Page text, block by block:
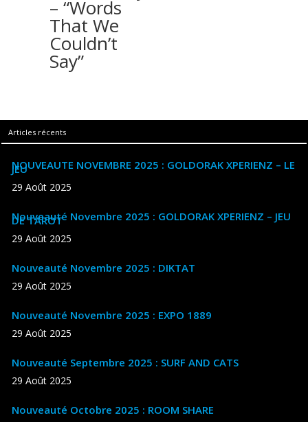
– “Words
That We
Couldn’t
Say”
Articles récents
NOUVEAUTE NOVEMBRE 2025 : GOLDORAK XPERIENZ – LE
JEU
29 Août 2025
Nouveauté Novembre 2025 : GOLDORAK XPERIENZ – JEU
DE TAROT
29 Août 2025
Nouveauté Novembre 2025 : DIKTAT
29 Août 2025
Nouveauté Novembre 2025 : EXPO 1889
29 Août 2025
Nouveauté Septembre 2025 : SURF AND CATS
29 Août 2025
Nouveauté Octobre 2025 : ROOM SHARE